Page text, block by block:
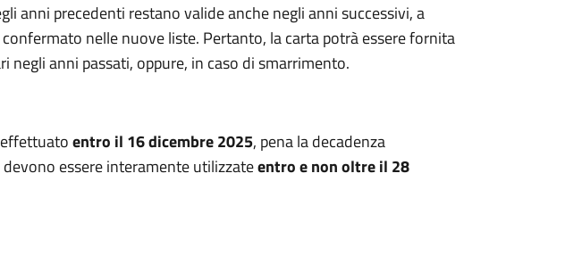
anni precedenti restano valide anche negli anni successivi, a
nelle nuove liste. Pertanto, la carta potrà essere fornita
negli anni passati, oppure, in caso di smarrimento.
entro il 16 dicembre 2025, pena la decadenza
essere interamente utilizzateentro e non oltre il 28